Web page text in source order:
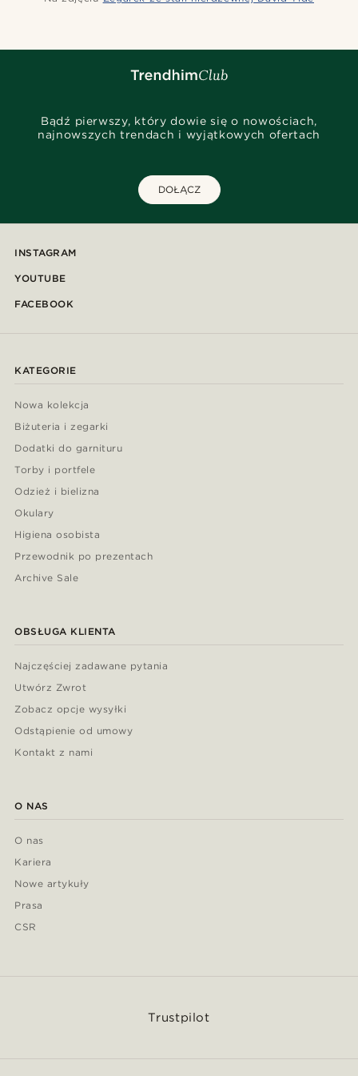
Bądź pierwszy, który dowie się o nowościach,
najnowszych trendach i wyjątkowych ofertach
DOŁĄCZ
INSTAGRAM
YOUTUBE
FACEBOOK
KATEGORIE
Nowa kolekcja
Biżuteria i zegarki
Dodatki do garnituru
Torby i portfele
Odzież i bielizna
Okulary
Higiena osobista
Przewodnik po prezentach
Archive Sale
OBSŁUGA KLIENTA
Najczęściej zadawane pytania
Utwórz Zwrot
Zobacz opcje wysyłki
Odstąpienie od umowy
Kontakt z nami
O NAS
O nas
Kariera
Nowe artykuły
Prasa
CSR
Trustpilot